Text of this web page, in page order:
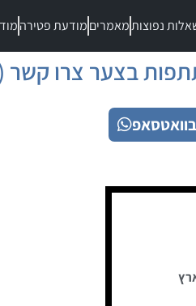
נפוצותמאמריםמודעת פטירה
בצער צרו קשר